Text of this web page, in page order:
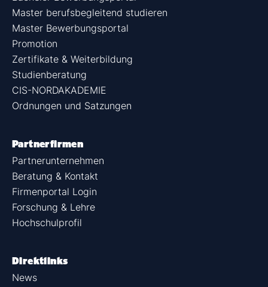
Master berufsbegleitend studieren
Master Bewerbungsportal
Promotion
Zertifikate & Weiterbildung
Studienberatung
CIS-NORDAKADEMIE
Ordnungen und Satzungen
Partnerfirmen
Partnerunternehmen
Beratung & Kontakt
Firmenportal Login
Forschung & Lehre
Hochschulprofil
Direktlinks
News